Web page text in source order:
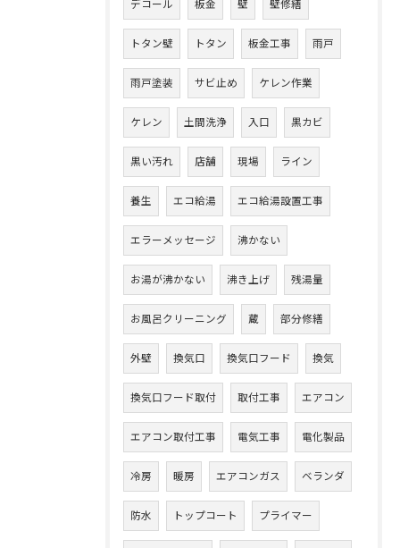
デコール 板金 壁 壁修繕
トタン壁 トタン 板金工事 雨戸
雨戸塗装 サビ止め ケレン作業
ケレン 土間洗浄 入口 黒カビ
黒い汚れ 店舗 現場 ライン
養生 エコ給湯 エコ給湯設置工事
エラーメッセージ 沸かない
お湯が沸かない 沸き上げ 残湯量
お風呂クリーニング 蔵 部分修繕
外壁 換気口 換気口フード 換気
換気口フード取付 取付工事 エアコン
エアコン取付工事 電気工事 電化製品
冷房 暖房 エアコンガス ベランダ
防水 トップコート プライマー